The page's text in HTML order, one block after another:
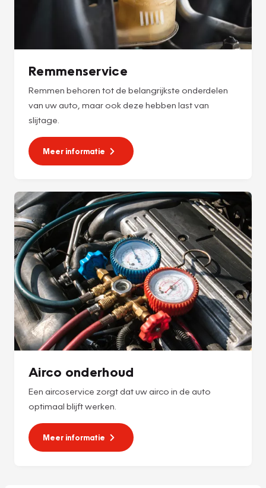
Remmenservice
Remmen behoren tot de belangrijkste onderdelen
van uw auto, maar ook deze hebben last van
slijtage.
Meer informatie
Airco onderhoud
Een aircoservice zorgt dat uw airco in de auto
optimaal blijft werken.
Meer informatie